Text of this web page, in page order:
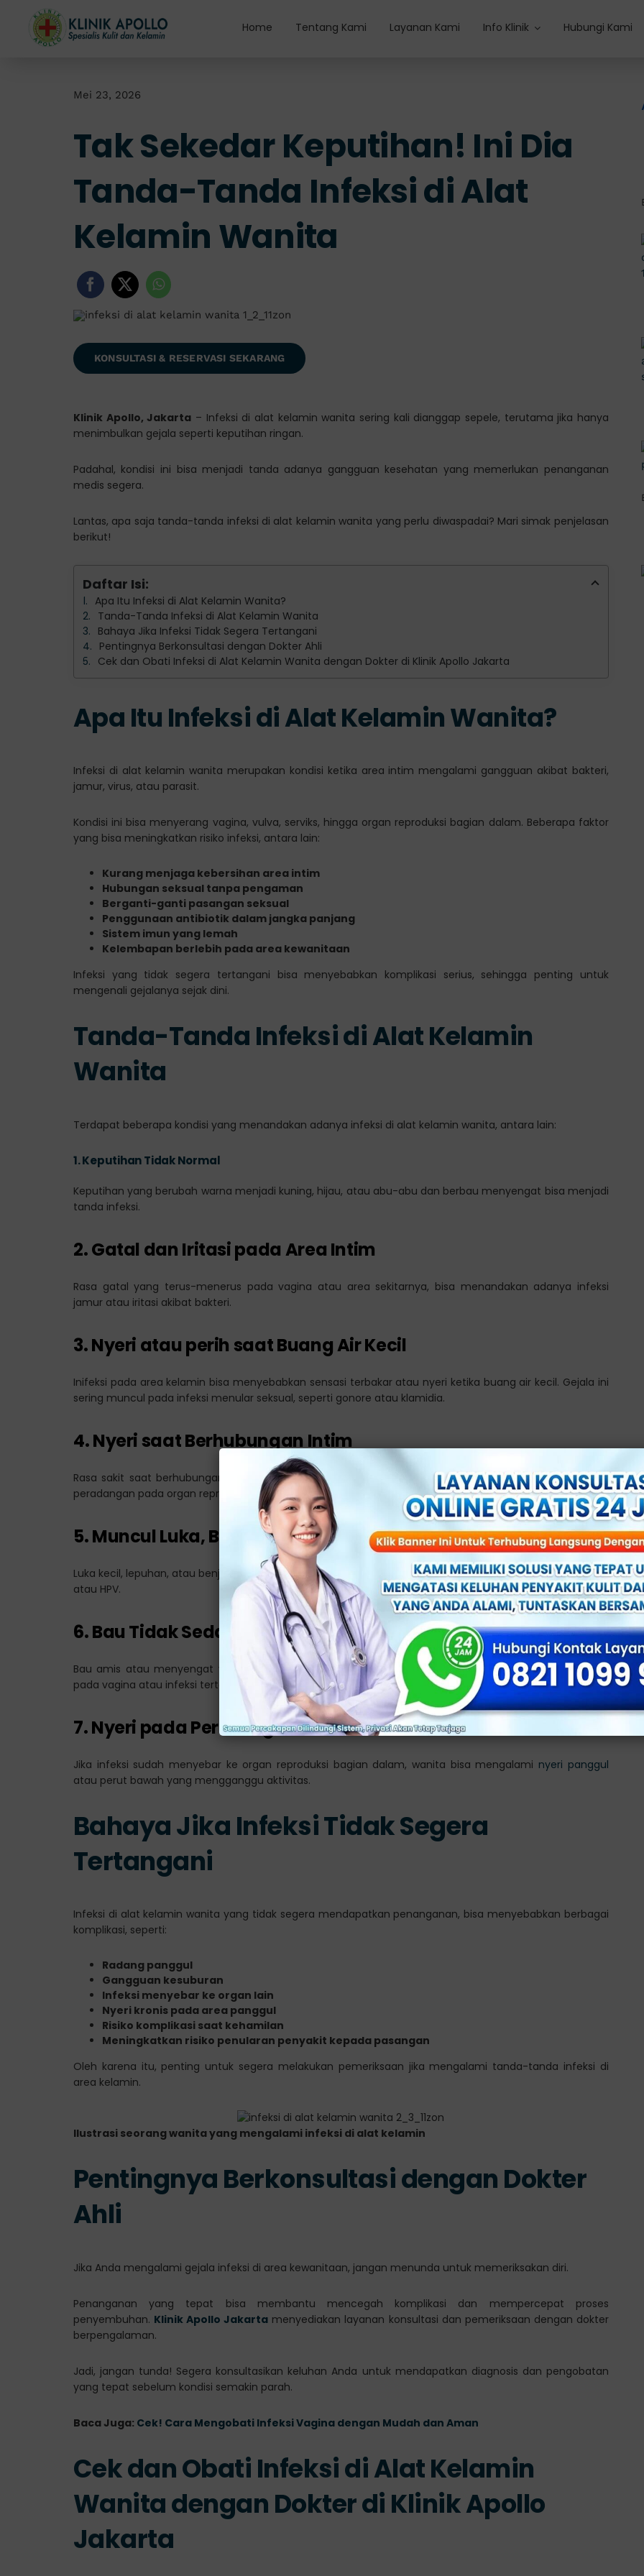
content
Home Tentang Kami Layanan Kami Info Klinik Hubungi Kami
Mei 23, 2026
Tak Sekedar Keputihan! Ini Dia
Tanda-Tanda Infeksi di Alat
Kelamin Wanita
KONSULTASI & RESERVASI SEKARANG
Klinik Apollo, Jakarta – Infeksi di alat kelamin wanita sering kali dianggap sepele, terutama jika hanya
menimbulkan gejala seperti keputihan ringan.
Padahal, kondisi ini bisa menjadi tanda adanya gangguan kesehatan yang memerlukan penanganan
medis segera.
Lantas, apa saja tanda-tanda infeksi di alat kelamin wanita yang perlu diwaspadai? Mari simak penjelasan
berikut!
Daftar Isi:
Apa Itu Infeksi di Alat Kelamin Wanita?
Tanda-Tanda Infeksi di Alat Kelamin Wanita
Bahaya Jika Infeksi Tidak Segera Tertangani
Pentingnya Berkonsultasi dengan Dokter Ahli
Cek dan Obati Infeksi di Alat Kelamin Wanita dengan Dokter di Klinik Apollo Jakarta
Apa Itu Infeksi di Alat Kelamin Wanita?
Infeksi di alat kelamin wanita merupakan kondisi ketika area intim mengalami gangguan akibat bakteri,
jamur, virus, atau parasit.
Kondisi ini bisa menyerang vagina, vulva, serviks, hingga organ reproduksi bagian dalam. Beberapa faktor
yang bisa meningkatkan risiko infeksi, antara lain:
Kurang menjaga kebersihan area intim
Hubungan seksual tanpa pengaman
Berganti-ganti pasangan seksual
Penggunaan antibiotik dalam jangka panjang
Sistem imun yang lemah
Kelembapan berlebih pada area kewanitaan
Infeksi yang tidak segera tertangani bisa menyebabkan komplikasi serius, sehingga penting untuk
mengenali gejalanya sejak dini.
Tanda-Tanda Infeksi di Alat Kelamin
Wanita
Terdapat beberapa kondisi yang menandakan adanya infeksi di alat kelamin wanita, antara lain:
1. Keputihan Tidak Normal
Keputihan yang berubah warna menjadi kuning, hijau, atau abu-abu dan berbau menyengat bisa menjadi
tanda infeksi.
2. Gatal dan Iritasi pada Area Intim
Rasa gatal yang terus-menerus pada vagina atau area sekitarnya, bisa menandakan adanya infeksi
jamur atau iritasi akibat bakteri.
3. Nyeri atau perih saat Buang Air Kecil
Inifeksi pada area kelamin bisa menyebabkan sensasi terbakar atau nyeri ketika buang air kecil. Gejala ini
sering muncul pada infeksi menular seksual, seperti gonore atau klamidia.
4. Nyeri saat Berhubungan Intim
Rasa sakit saat berhubungan intim bukan kondisi normal, dan bisa menjadi tanda adanya infeksi atau
peradangan pada organ reproduksi.
5. Muncul Luka, Benjolan, atau Ruam
Luka kecil, lepuhan, atau benjolan pada area genital bisa menjadi tanda infeksi virus, seperti herpes genital
atau HPV.
6. Bau Tidak Sedap pada Area Intim
Bau amis atau menyengat yang muncul terus-menerus bisa menandakan ketidakseimbangan bakteri
pada vagina atau infeksi tertentu.
7. Nyeri pada Perut Bagian Bawah
Jika infeksi sudah menyebar ke organ reproduksi bagian dalam, wanita bisa mengalami nyeri panggul
atau perut bawah yang mengganggu aktivitas.
Bahaya Jika Infeksi Tidak Segera
Tertangani
Infeksi di alat kelamin wanita yang tidak segera mendapatkan penanganan, bisa menyebabkan berbagai
komplikasi, seperti:
Radang panggul
Gangguan kesuburan
Infeksi menyebar ke organ lain
Nyeri kronis pada area panggul
Risiko komplikasi saat kehamilan
Meningkatkan risiko penularan penyakit kepada pasangan
Oleh karena itu, penting untuk segera melakukan pemeriksaan jika mengalami tanda-tanda infeksi di
area kelamin.
Ilustrasi seorang wanita yang mengalami infeksi di alat kelamin
Pentingnya Berkonsultasi dengan Dokter
Ahli
Jika Anda mengalami gejala infeksi di area kewanitaan, jangan menunda untuk memeriksakan diri.
Penanganan yang tepat bisa membantu mencegah komplikasi dan mempercepat proses
penyembuhan. Klinik Apollo Jakarta menyediakan layanan konsultasi dan pemeriksaan dengan dokter
berpengalaman.
Jadi, jangan tunda! Segera konsultasikan keluhan Anda untuk mendapatkan diagnosis dan pengobatan
yang tepat sebelum kondisi semakin parah.
Baca Juga: Cek! Cara Mengobati Infeksi Vagina dengan Mudah dan Aman
Cek dan Obati Infeksi di Alat Kelamin
Wanita dengan Dokter di Klinik Apollo
Jakarta